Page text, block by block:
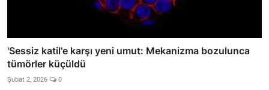
'Sessiz katil'e karşı yeni umut: Mekanizma bozulunca
tümörler küçüldü
Şubat 2, 2026 0